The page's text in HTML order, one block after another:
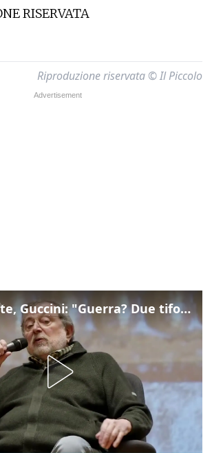
RISERVATA
Riproduzione riservata © Il Piccolo
Medio Oriente, Guccini: "Guerra? Due tifoserie che si urlano contro e dimenticano vittime"